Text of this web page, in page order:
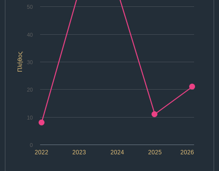
Πλήθος
2025
2022 2023 2024 2026
0
10
20
30
40
50